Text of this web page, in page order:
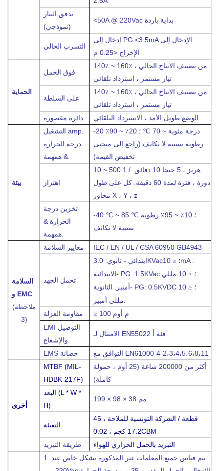
تدفق التيار
(نموذجي)
<50A @ 220Vac بداية باردة
التسرب الحالي
إدخال إلى PG <3.5mA الإدخال إلى
الإخراج <0.25 م
الحماية
فوق الحمل
140٪ ~ 160٪ من تصنيف الانتاج الحالي ،
تيار مستمر ، استرداد تلقائي
على السلطة
140٪ ~ 160٪ من تصنيف الانتاج الحالي ،
تيار مستمر ، استرداد تلقائي
دائرة مقصورة
الوضع طويل الأمد ، الاسترداد التلقائي
بيئة
التشغيل amp.
درجة الحرارة
-20 درجة مئوية ~ 70 ℃ ؛
20٪ ~ 90٪
رطوبة نسبية لا تكاثف (راجع إلى منحنى
تخفيض القيمة)
اهتزاز
10 ~ 500 هرتز ، 5 جيجا 10 دقائق. / 1
دورة ، فترة لمدة 60 دقيقة. كل على طول
محاور X ، Y ، z
تخزين درجة
الحرارة &
-40 ℃ ~ 85 ℃ ؛
10٪ ~ 95٪ رطوبة
نسبية لا تكاثف
السلامة
و EMC
(ملاحظة
3)
معايير السلامة IEC / EN / UL / CSA 60950GB4943
تحمل الجهد
ابتدائي - ثانوي: 3.0KVac؛ ≤
10mA .
الابتدائية- PG: 1.5KVac ؛ ≤
10 مللي
أمبير. الثانوية- PG: 0.5KVDC ؛ ≤
10
مقاومة العزلة
≥
100 م أوم
EMI التوصيل
والإشعاع
الامتثال لـ EN55022 فئة أ
EMS حصانة التوافق مع EN61000-4-2،3،4،5،6،8،11
أخرى
MTBF (MIL-
HDBK-217F)
أكثر من 200000 ساعة (25 أوم ، حمولة
كاملة)
البعد (L * W *
H)
199 × 98 × 38 مم
التعبئة
45 قطعة / الشركة التونسية للملاحة ،
17.2 كجم ، 0.02CBM
طريقة التبريد
التبريد بالحمل الحراري للهواء
1.
يتم قياس جميع المعلمات غير المذكورة بشكل خاص عند